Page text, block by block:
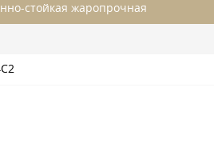
стойкая жаропрочная